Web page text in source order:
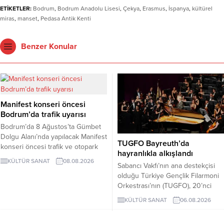
ETİKETLER: Bodrum, Bodrum Anadolu Lisesi, Çekya, Erasmus, İspanya, kültürel
miras, manset, Pedasa Antik Kenti
Benzer Konular
Manifest konseri öncesi
Bodrum’da trafik uyarısı
Bodrum’da 8 Ağustos’ta Gümbet
Dolgu Alanı’nda yapılacak Manifest
konseri öncesi trafik ve otopark
uyarısı yapıldı. Eski otogardan
16.00’dan itibaren 5 dakikada bir
KÜLTÜR SANAT 08.08.2026
TUGFO Bayreuth’da
hayranlıkla alkışlandı
Sabancı Vakfı’nın ana destekçisi
olduğu Türkiye Gençlik Filarmoni
Orkestrası’nın (TUGFO), 20’nci
Avrupa turnesi Almanya’nın ünlü
besteci Wagner ile 1852’de
KÜLTÜR SANAT 06.08.2026